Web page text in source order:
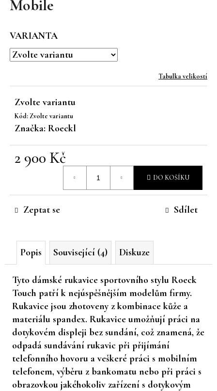
Mobile
VARIANTA
Tabulka velikostí
Zvolte variantu
Kód: Zvolte variantu
Značka: Roeckl
2 900 Kč
Měrná
DO KOŠÍKU
Zeptat se Sdílet
Popis Související (4) Diskuze
Tyto dámské rukavice sportovního stylu Roeck
Touch patří k nejúspěšnějším modelům firmy.
Rukavice jsou zhotoveny z kombinace kůže a
materiálu spandex. Rukavice umožňují práci na
dotykovém displeji bez sundání, což znamená, že
odpadá sundávání rukavic při přijímání
telefonního hovoru a veškeré práci s mobilním
telefonem, výběru z bankomatu nebo při práci s
obrazovkou jakéhokoliv zařízení s dotykovým
a
í
t
?
D
o
m
e